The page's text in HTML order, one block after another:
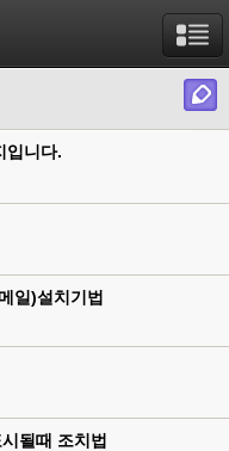
입니다.
일)설치기법
될때 조치법